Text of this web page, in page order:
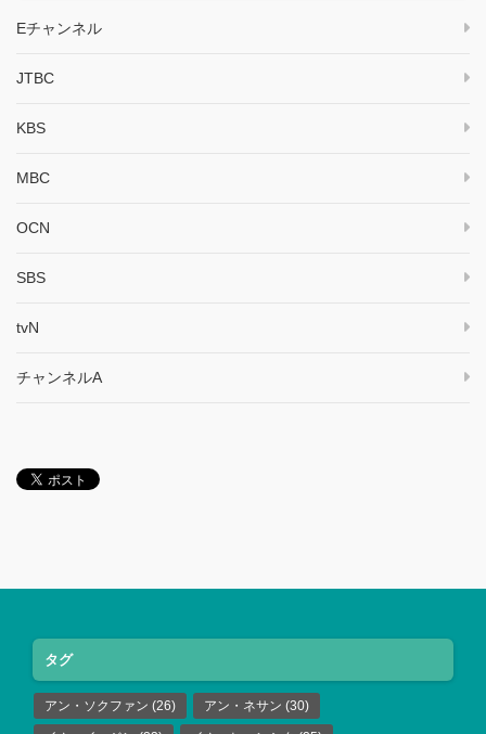
Eチャンネル
JTBC
KBS
MBC
OCN
SBS
tvN
チャンネルA
タグ
アン・ソクファン (26) アン・ネサン (30)